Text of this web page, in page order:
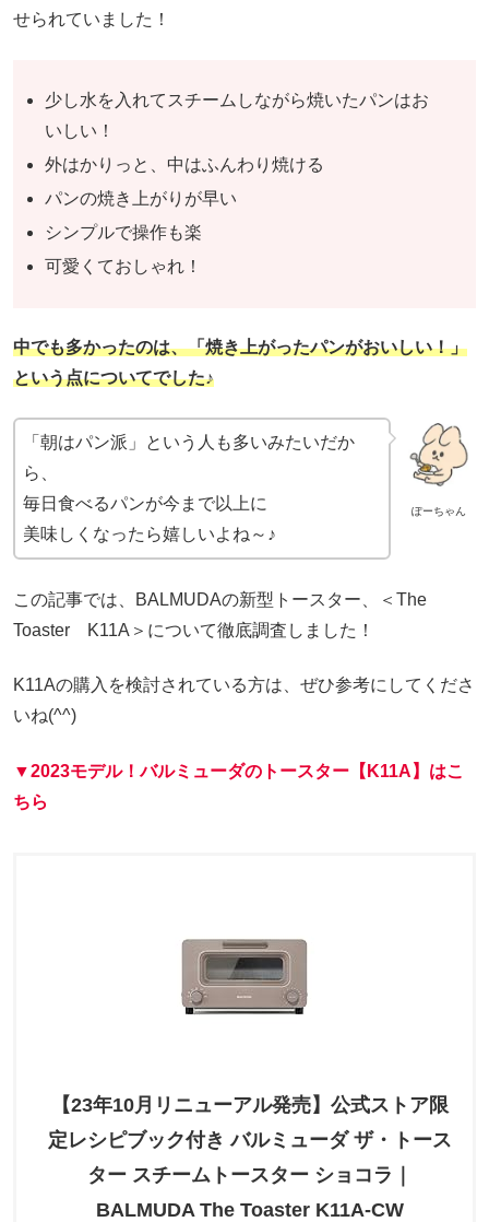
せられていました！
少し水を入れてスチームしながら焼いたパンはお
いしい！
外はかりっと、中はふんわり焼ける
パンの焼き上がりが早い
シンプルで操作も楽
可愛くておしゃれ！
中でも多かったのは、「焼き上がったパンがおいしい！」
という点についてでした♪
ぽーちゃん
「朝はパン派」という人も多いみたいだか
ら、
毎日食べるパンが今まで以上に
美味しくなったら嬉しいよね～♪
この記事では、BALMUDAの新型トースター、＜The
Toaster K11A＞について徹底調査しました！
K11Aの購入を検討されている方は、ぜひ参考にしてくださ
いね(^^)
▼2023モデル！バルミューダのトースター【K11A】はこ
ちら
【23年10月リニューアル発売】公式ストア限
定レシピブック付き バルミューダ ザ・トース
ター スチームトースター ショコラ｜
BALMUDA The Toaster K11A-CW